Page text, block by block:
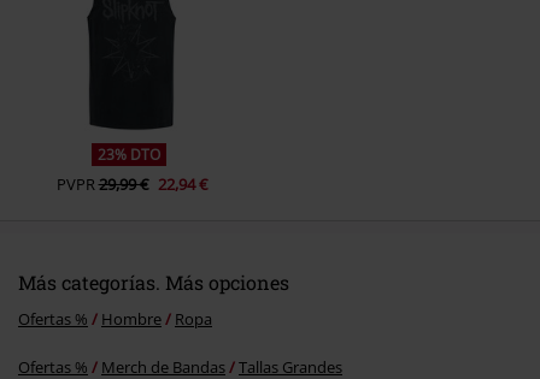
23% DTO
PVPR29,99 € 22,94 €
Más categorías. Más opciones
Ofertas % Hombre Ropa
Ofertas % Merch de Bandas Tallas Grandes